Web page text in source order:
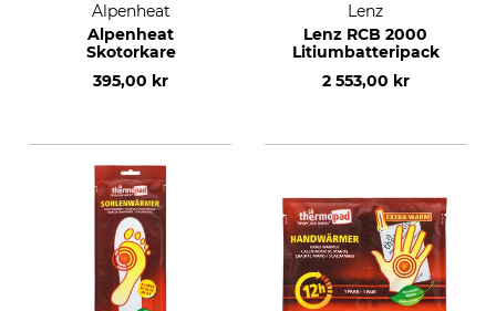
Alpenheat
Alpenheat
Skotorkare
395,00 kr
Lenz
Lenz RCB 2000
Litiumbatteripack
2 553,00 kr